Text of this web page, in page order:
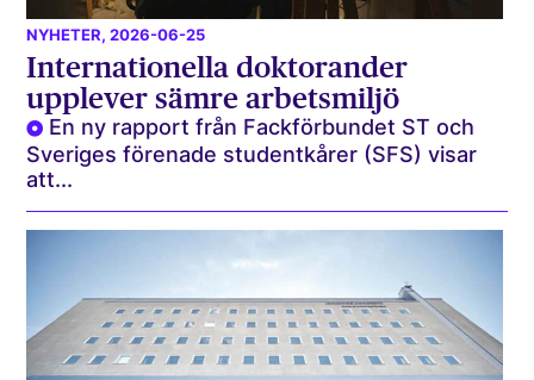
NYHETER, 2026-06-25
Internationella doktorander
upplever sämre arbetsmiljö
En ny rapport från Fackförbundet ST och
Sveriges förenade studentkårer (SFS) visar
att...